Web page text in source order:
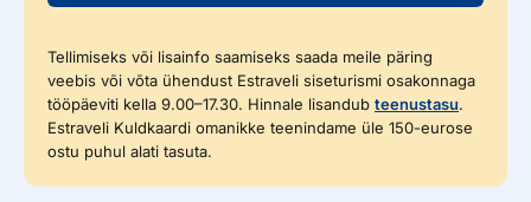
Tellimiseks või lisainfo saamiseks saada meile päring
veebis või võta ühendust Estraveli siseturismi osakonnaga
tööpäeviti kella 9.00–17.30. Hinnale lisandub teenustasu.
Estraveli Kuldkaardi omanikke teenindame üle 150-eurose
ostu puhul alati tasuta.